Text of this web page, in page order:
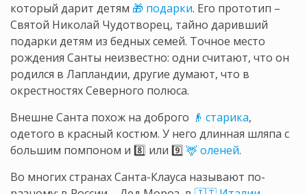
который дарит детям 🎁 подарки. Его прототип –
Святой Николай Чудотворец, тайно даривший
подарки детям из бедных семей. Точное место
рождения Санты неизвестно: одни считают, что он
родился в Лапландии, другие думают, что в
окрестностях Северного полюса.
Внешне Санта похож на доброго 👴 старика,
одетого в красный костюм. У него длинная шляпа с
большим помпоном и 8️⃣ или 9️⃣ 🦌 оленей.
Во многих странах Санта-Клауса называют по-